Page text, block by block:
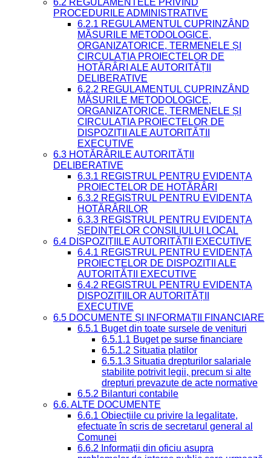
6.2 REGULAMENTELE PRIVIND
PROCEDURILE ADMINISTRATIVE
6.2.1 REGULAMENTUL CUPRINZÂND
MĂSURILE METODOLOGICE,
ORGANIZATORICE, TERMENELE ȘI
CIRCULAȚIA PROIECTELOR DE
HOTĂRÂRI ALE AUTORITĂȚII
DELIBERATIVE
6.2.2 REGULAMENTUL CUPRINZÂND
MĂSURILE METODOLOGICE,
ORGANIZATORICE, TERMENELE ȘI
CIRCULAȚIA PROIECTELOR DE
DISPOZIȚII ALE AUTORITĂȚII
EXECUTIVE
6.3 HOTĂRÂRILE AUTORITĂȚII
DELIBERATIVE
6.3.1 REGISTRUL PENTRU EVIDENȚA
PROIECTELOR DE HOTĂRÂRI
6.3.2 REGISTRUL PENTRU EVIDENȚA
HOTĂRÂRILOR
6.3.3 REGISTRUL PENTRU EVIDENȚA
ȘEDINȚELOR CONSILIULUI LOCAL
6.4 DISPOZIȚIILE AUTORITĂȚII EXECUTIVE
6.4.1 REGISTRUL PENTRU EVIDENȚA
PROIECTELOR DE DISPOZIȚII ALE
AUTORITĂȚII EXECUTIVE
6.4.2 REGISTRUL PENTRU EVIDENȚA
DISPOZIȚIILOR AUTORITĂȚII
EXECUTIVE
6.5 DOCUMENTE ȘI INFORMAȚII FINANCIARE
6.5.1 Buget din toate sursele de venituri
6.5.1.1 Buget pe surse financiare
6.5.1.2 Situatia platilor
6.5.1.3 Situatia drepturilor salariale
stabilite potrivit legii, precum si alte
drepturi prevazute de acte normative
6.5.2 Bilanturi contabile
6.6. ALTE DOCUMENTE
6.6.1 Obiecțiile cu privire la legalitate,
efectuate în scris de secretarul general al
Comunei
6.6.2 Informații din oficiu asupra